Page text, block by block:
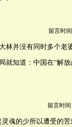
留言时
林并没有同时多个老
就知道：中国在“解放
留言时间
魂的少所以遭受的